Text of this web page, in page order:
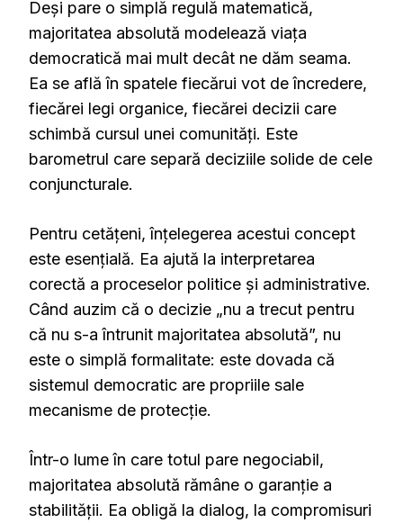
Deși pare o simplă regulă matematică,
majoritatea absolută modelează viața
democratică mai mult decât ne dăm seama.
Ea se află în spatele fiecărui vot de încredere,
fiecărei legi organice, fiecărei decizii care
schimbă cursul unei comunități. Este
barometrul care separă deciziile solide de cele
conjuncturale.
Pentru cetățeni, înțelegerea acestui concept
este esențială. Ea ajută la interpretarea
corectă a proceselor politice și administrative.
Când auzim că o decizie „nu a trecut pentru
că nu s-a întrunit majoritatea absolută”, nu
este o simplă formalitate: este dovada că
sistemul democratic are propriile sale
mecanisme de protecție.
Într-o lume în care totul pare negociabil,
majoritatea absolută rămâne o garanție a
stabilității. Ea obligă la dialog, la compromisuri